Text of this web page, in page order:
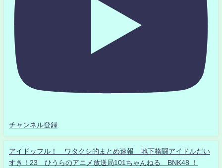
チャンネル登録
アイドッフル！ ワタクシ的まとめ速報 地下格闘アイドルだい
すき！23 ひうらのアニメ放送局101ちゃんねる BNK48 ！